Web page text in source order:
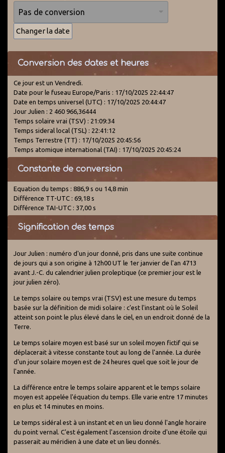
Conversion des dates et heures
Ce jour est un Vendredi.
Date pour le fuseau Europe/Paris : 17/10/2025 22:44:47
Date en temps universel (UTC) : 17/10/2025 20:44:47
Jour Julien : 2 460 966,36444
Temps solaire vrai (TSV) : 21:09:34
Temps sideral local (TSL) : 22:41:12
Temps Terrestre (TT) : 17/10/2025 20:45:56
Temps atomique international (TAI) : 17/10/2025 20:45:24
Constante de conversion
Equation du temps : 886,9 s ou 14,8 min
Différence TT-UTC : 69,18 s
Différence TAI-UTC : 37,00 s
Signification des temps
Jour Julien : numéro d'un jour donné, pris dans une suite continue
de jours qui a son origine à 12h00 UT le 1er janvier de l'an 4713
avant J.-C. du calendrier julien proleptique (ce premier jour est le
jour julien zéro).
Le temps solaire ou temps vrai (TSV) est une mesure du temps
basée sur la définition de midi solaire : c'est l'instant où le Soleil
atteint son point le plus élevé dans le ciel, en un endroit donné de la
Terre.
Le temps solaire moyen est basé sur un soleil moyen fictif qui se
déplacerait à vitesse constante tout au long de l'année. La durée
d'un jour solaire moyen est de 24 heures quel que soit le jour de
l'année.
La différence entre le temps solaire apparent et le temps solaire
moyen est appelée l'équation du temps. Elle varie entre 17 minutes
en plus et 14 minutes en moins.
Le temps sidéral est à un instant et en un lieu donné l'angle horaire
du point vernal. C'est également l'ascension droite d'une étoile qui
passerait au méridien à une date et un lieu donnés.